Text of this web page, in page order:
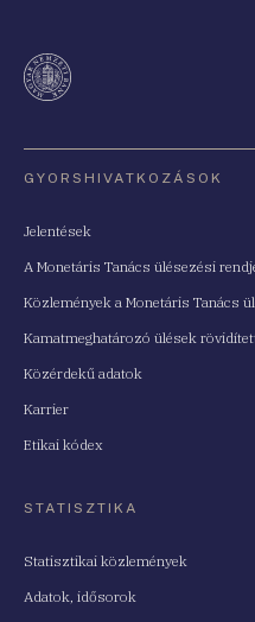
GYORSHIVATKOZÁSOK
Jelentések
A Monetáris Tanács ülésezési
Közlemények a Monetáris Tanács
Kamatmeghatározó ülések
Közérdekű adatok
Karrier
Etikai kódex
STATISZTIKA
Statisztikai közlemények
Adatok, idősorok